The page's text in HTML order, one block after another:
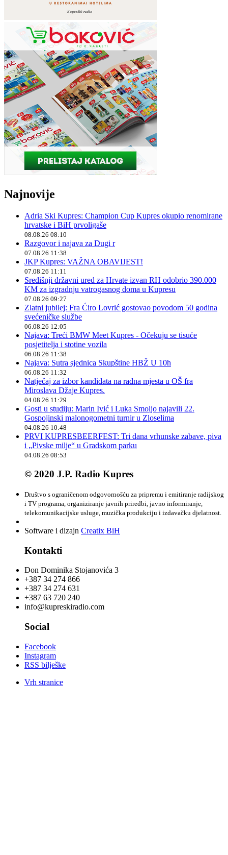
Najnovije
Adria Ski Kupres: Champion Cup Kupres okupio renomirane
hrvatske i BiH prvoligaše
08.08.26 08:10
Razgovor i najava za Dugi r
07.08.26 11:38
JKP Kupres: VAŽNA OBAVIJEST!
07.08.26 11:11
Središnji državni ured za Hrvate izvan RH odobrio 390.000
KM za izgradnju vatrogasnog doma u Kupresu
07.08.26 09:27
Zlatni jubilej: Fra Ćiro Lovrić gostovao povodom 50 godina
svećeničke službe
06.08.26 12:05
Najava: Treći BMW Meet Kupres - Očekuju se tisuće
posjetitelja i stotine vozila
06.08.26 11:38
Najava: Sutra sjednica Skupštine HBŽ U 10h
06.08.26 11:32
Natječaj za izbor kandidata na radna mjesta u OŠ fra
Miroslava Džaje Kupres.
04.08.26 11:29
Gosti u studiju: Marin Ivić i Luka Smoljo najavili 22.
Gospojinski malonogometni turnir u Zloselima
04.08.26 10:48
PRVI KUPRESBEERFEST: Tri dana vrhunske zabave, piva
i „Pivske milje“ u Gradskom parku
04.08.26 08:53
© 2020 J.P. Radio Kupres
Društvo s ograničenom odgovornošću za pripremu i emitiranje radijskog
i TV programa, organiziranje javnih priredbi, javno informiranje,
telekomunikacijske usluge, muzička produkciju i izdavačku djelatnost.
Software i dizajn Creatix BiH
Kontakti
Don Dominika Stojanovića 3
+387 34 274 866
+387 34 274 631
+387 63 720 240
info@kupreskiradio.com
Social
Facebook
Instagram
RSS bilješke
Vrh stranice